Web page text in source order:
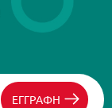
ΕΓΓΡΑΦΗ